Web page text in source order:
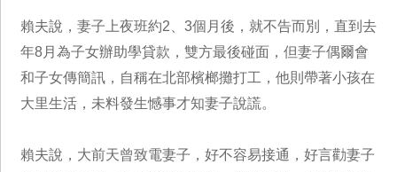
賴夫說，妻子上夜班約2、3個月後，就不告而別，直到去
年8月為子女辦助學貸款，雙方最後碰面，但妻子偶爾會
和子女傳簡訊，自稱在北部檳榔攤打工，他則帶著小孩在
大里生活，未料發生憾事才知妻子說謊。
賴夫說，大前天曾致電妻子，好不容易接通，好言勸妻子